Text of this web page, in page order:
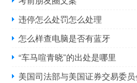
违停怎么处罚怎么处理
怎么样查电脑是否有蓝牙
“车马喧青晓”的出处是哪里